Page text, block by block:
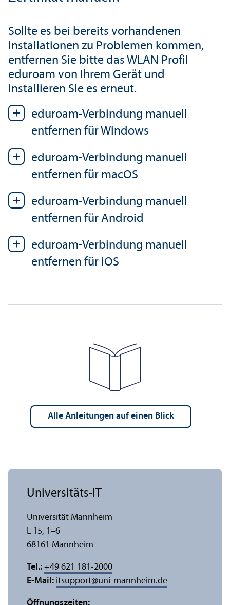
Sollte es bei bereits vorhandenen
Installationen zu Problemen kommen,
entfernen Sie bitte das WLAN Profil
eduroam von Ihrem Gerät und
installieren Sie es erneut.
eduroam-Verbindung manuell
entfernen für Windows
eduroam-Verbindung manuell
entfernen für macOS
eduroam-Verbindung manuell
entfernen für Android
eduroam-Verbindung manuell
entfernen für iOS
alle Anleitungen auf einen Blick
Universitäts-IT
Universität Mannheim
L 15, 1–6
68161 Mannheim
Tel.: +49 621 181-2000
E-Mail: itsupport@uni-mannheim.de